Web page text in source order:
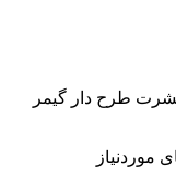
طرح دار گیمر
موردنیاز